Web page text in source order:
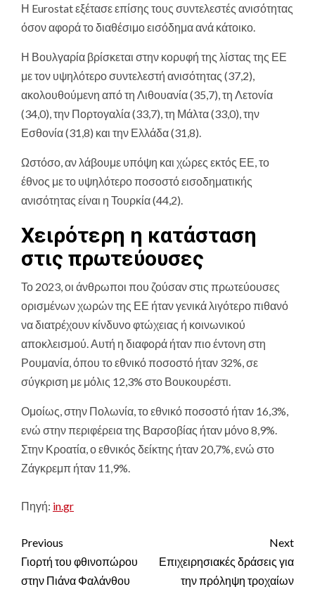
Η Eurostat εξέτασε επίσης τους συντελεστές ανισότητας
όσον αφορά το διαθέσιμο εισόδημα ανά κάτοικο.
Η Βουλγαρία βρίσκεται στην κορυφή της λίστας της ΕΕ
με τον υψηλότερο συντελεστή ανισότητας (37,2),
ακολουθούμενη από τη Λιθουανία (35,7), τη Λετονία
(34,0), την Πορτογαλία (33,7), τη Μάλτα (33,0), την
Εσθονία (31,8) και την Ελλάδα (31,8).
Ωστόσο, αν λάβουμε υπόψη και χώρες εκτός ΕΕ, το
έθνος με το υψηλότερο ποσοστό εισοδηματικής
ανισότητας είναι η Τουρκία (44,2).
Χειρότερη η κατάσταση
στις πρωτεύουσες
Το 2023, οι άνθρωποι που ζούσαν στις πρωτεύουσες
ορισμένων χωρών της ΕΕ ήταν γενικά λιγότερο πιθανό
να διατρέχουν κίνδυνο φτώχειας ή κοινωνικού
αποκλεισμού. Αυτή η διαφορά ήταν πιο έντονη στη
Ρουμανία, όπου το εθνικό ποσοστό ήταν 32%, σε
σύγκριση με μόλις 12,3% στο Βουκουρέστι.
Ομοίως, στην Πολωνία, το εθνικό ποσοστό ήταν 16,3%,
ενώ στην περιφέρεια της Βαρσοβίας ήταν μόνο 8,9%.
Στην Κροατία, ο εθνικός δείκτης ήταν 20,7%, ενώ στο
Ζάγκρεμπ ήταν 11,9%.
Πηγή: in.gr
Continue
Reading
Previous
Γιορτή του φθινοπώρου
στην Πιάνα Φαλάνθου
Next
Επιχειρησιακές δράσεις για
την πρόληψη τροχαίων